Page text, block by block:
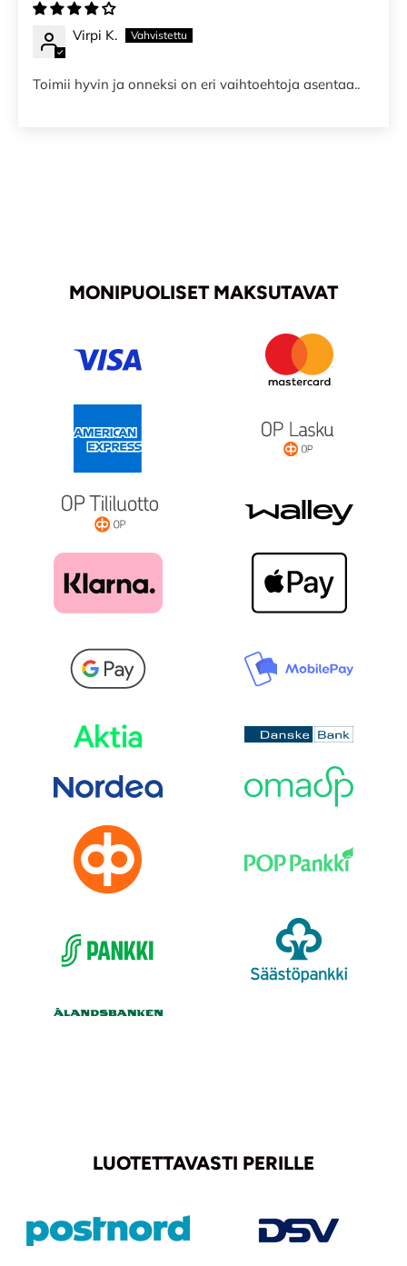
Virpi K.
Toimii hyvin ja onneksi on eri vaihtoehtoja asentaa..
MONIPUOLISET MAKSUTAVAT
LUOTETTAVASTI PERILLE